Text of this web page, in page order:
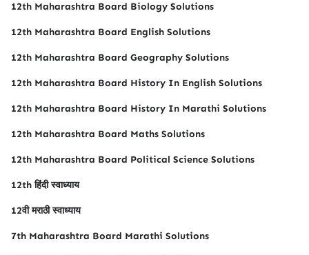
12th Maharashtra Board Biology Solutions
12th Maharashtra Board English Solutions
12th Maharashtra Board Geography Solutions
12th Maharashtra Board History In English Solutions
12th Maharashtra Board History In Marathi Solutions
12th Maharashtra Board Maths Solutions
12th Maharashtra Board Political Science Solutions
12th हिंदी स्वाध्याय
12वी मराठी स्वाध्याय
7th Maharashtra Board Marathi Solutions